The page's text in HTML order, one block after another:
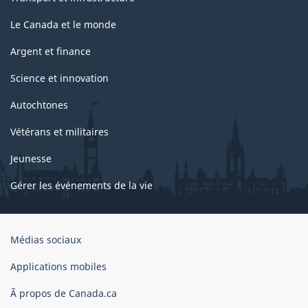
Le Canada et le monde
Argent et finance
Science et innovation
Autochtones
Vétérans et militaires
Jeunesse
Gérer les événements de la vie
Organisation
gouvernement
Canada
Médias sociaux
Applications mobiles
Ã propos de Canada.ca